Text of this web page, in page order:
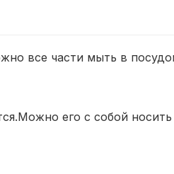
все части мыть в
его с собой